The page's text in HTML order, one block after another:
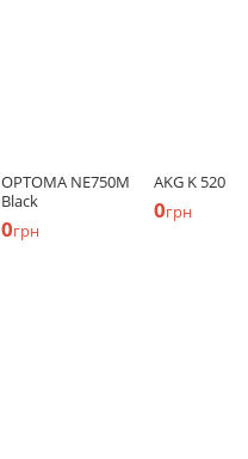
OPTOMA NE750M
Black
0грн
AKG K 520
0грн